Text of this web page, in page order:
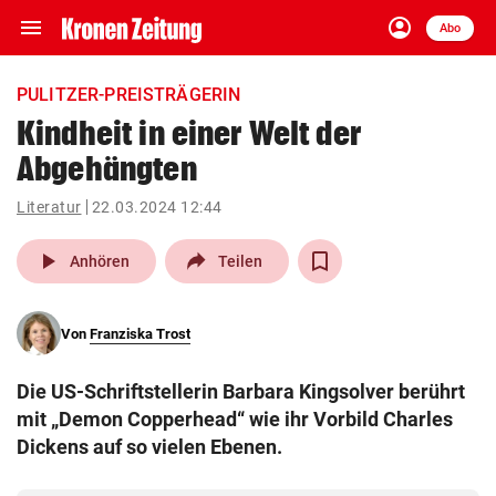
menu Navigation
ein-/ausklappen
account_circle
Anmelden
Abo
close Schließen
account_circle Anmelden
pin_drop
Wien arrow_right
search
eingeben
PULITZER-PREISTRÄGERIN
Kindheit in einer Welt der
Abgehängten
Literatur 22.03.2024 12:44
play_arrow Anhören Teilen
Von Franziska Trost
Die US-Schriftstellerin Barbara Kingsolver berührt
mit „Demon Copperhead“ wie ihr Vorbild Charles
Dickens auf so vielen Ebenen.